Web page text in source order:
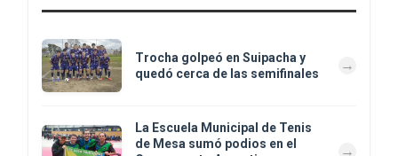
Trocha golpeó en Suipacha y
quedó cerca de las semifinales
La Escuela Municipal de Tenis
de Mesa sumó podios en el